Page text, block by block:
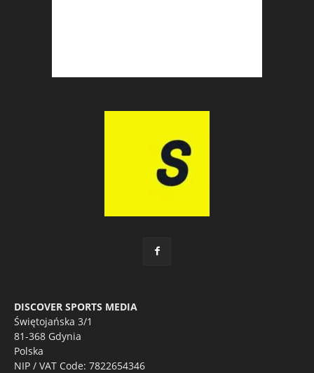
DISCOVER SPORTS MEDIA
Świętojańska 3/1
81-368 Gdynia
Polska
NIP / VAT Code: 7822654346